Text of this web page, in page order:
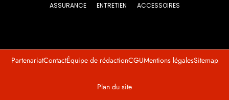
ASSURANCE ENTRETIEN ACCESSOIRES
PartenariatContactÉquipe de rédactionCGUMentions légalesSitemap
Plan du site